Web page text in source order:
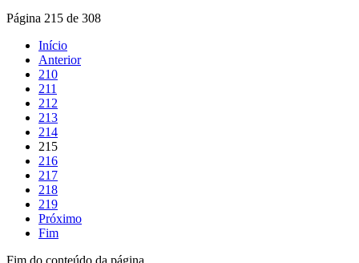
Página 215 de 308
Início
Anterior
210
211
212
213
214
215
216
217
218
219
Próximo
Fim
Fim do conteúdo da página